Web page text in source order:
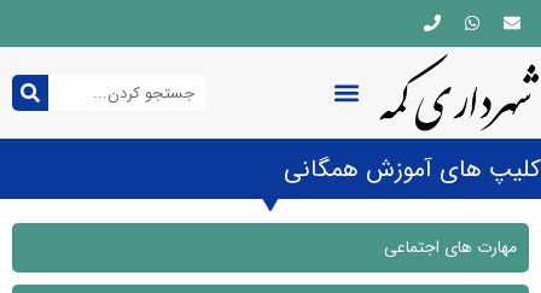
کلیپ های آموزش همگانی
مهارت های اجتماعی